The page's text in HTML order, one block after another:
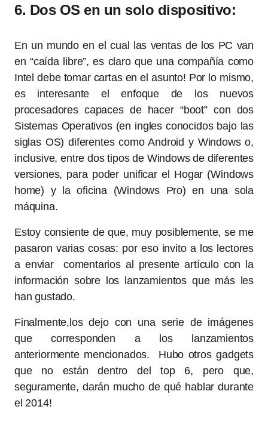
6. Dos OS en un solo dispositivo:
En un mundo en el cual las ventas de los PC van
en “caída libre”, es claro que una compañía como
Intel debe tomar cartas en el asunto! Por lo mismo,
es interesante el enfoque de los nuevos
procesadores capaces de hacer “boot” con dos
Sistemas Operativos (en ingles conocidos bajo las
siglas OS) diferentes como Android y Windows o,
inclusive, entre dos tipos de Windows de diferentes
versiones, para poder unificar el Hogar (Windows
home) y la oficina (Windows Pro) en una sola
máquina.
Estoy consiente de que, muy posiblemente, se me
pasaron varias cosas: por eso invito a los lectores
a enviar comentarios al presente artículo con la
información sobre los lanzamientos que más les
han gustado.
Finalmente,los dejo con una serie de imágenes
que corresponden a los lanzamientos
anteriormente mencionados. Hubo otros gadgets
que no están dentro del top 6, pero que,
seguramente, darán mucho de qué hablar durante
el 2014!